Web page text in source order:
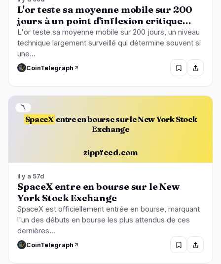
L'or teste sa moyenne mobile sur 200
jours à un point d'inflexion critique…
L'or teste sa moyenne mobile sur 200 jours, un niveau
technique largement surveillé qui détermine souvent si
une…
CoinTelegraph
SpaceX entre en bourse sur le New York Stock
Exchange
zippfeed.com
〽️
il y a 57d
SpaceX entre en bourse sur le New
York Stock Exchange
SpaceX est officiellement entrée en bourse, marquant
l'un des débuts en bourse les plus attendus de ces
dernières…
CoinTelegraph